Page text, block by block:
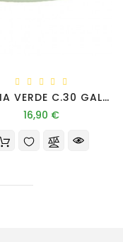
FOGLIA VERDE C.30 GALASSIA LEAF
16,90 €Prezzo